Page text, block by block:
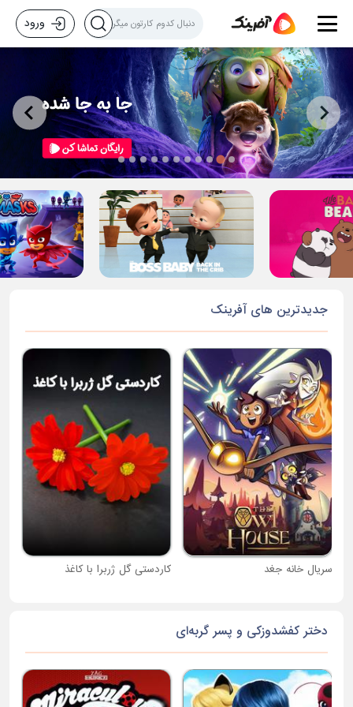
ورود
جدیدترین های آفرینک
سریال خانه جغد کاردستی گل ژربرا با کاغذ
دختر کفشدوزکی و پسر گربه‌ای